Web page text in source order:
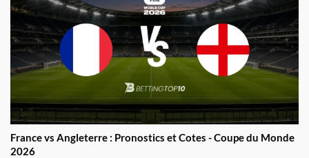
France vs Angleterre : Pronostics et Cotes - Coupe du Monde
2026